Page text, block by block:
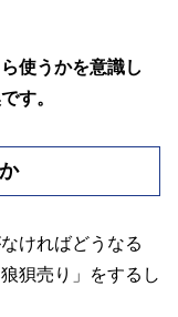
使うかを意識し
す。
ければどうなる
狽売り」をするし